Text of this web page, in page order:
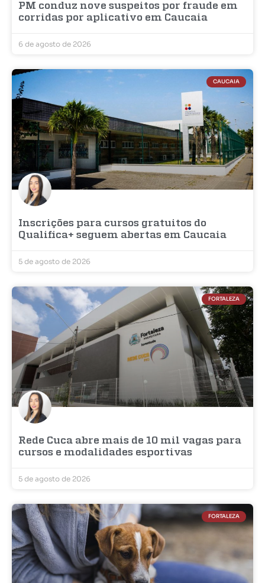
PM conduz nove suspeitos por fraude em
corridas por aplicativo em Caucaia
6 de agosto de 2026
CAUCAIA
Inscrições para cursos gratuitos do
Qualifica+ seguem abertas em Caucaia
5 de agosto de 2026
FORTALEZA
Rede Cuca abre mais de 10 mil vagas para
cursos e modalidades esportivas
5 de agosto de 2026
FORTALEZA